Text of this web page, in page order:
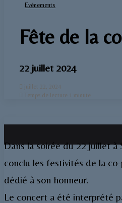
Evénements
Fête de la
22 juillet 2024
juillet 22, 2024
Temps de lecture 1 minute
Dans la soirée du 22 juillet
conclu les festivités de la
dédié à son honneur.
Le concert a été interprété